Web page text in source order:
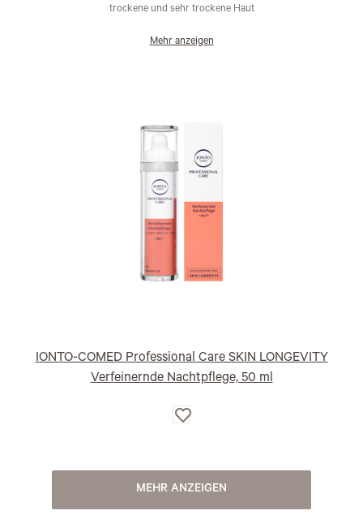
trockene und sehr trockene Haut
Mehr anzeigen
IONTO-COMED Professional Care SKIN LONGEVITY
Verfeinernde Nachtpflege, 50 ml
Auf
die
MEHR ANZEIGEN